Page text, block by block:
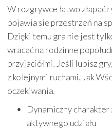
W rozgrywce łatwo złapać
pojawia się przestrzeń na
Dzięki temu gra nie jest
wracać na rodzinne
przyjaciółmi. Jeśli lubisz
z kolejnymi ruchami, Jak
oczekiwania.
Dynamiczny charakter
aktywnego udziału